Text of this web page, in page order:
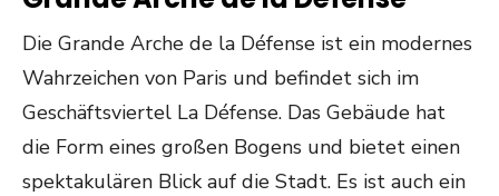
Die Grande Arche de la Défense ist ein modernes
Wahrzeichen von Paris und befindet sich im
Geschäftsviertel La Défense. Das Gebäude hat
die Form eines großen Bogens und bietet einen
spektakulären Blick auf die Stadt. Es ist auch ein